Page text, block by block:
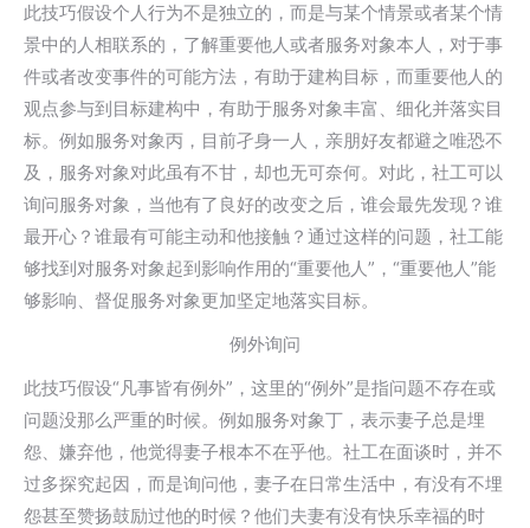
此技巧假设个人行为不是独立的，而是与某个情景或者某个情
景中的人相联系的，了解重要他人或者服务对象本人，对于事
件或者改变事件的可能方法，有助于建构目标，而重要他人的
观点参与到目标建构中，有助于服务对象丰富、细化并落实目
标。例如服务对象丙，目前孑身一人，亲朋好友都避之唯恐不
及，服务对象对此虽有不甘，却也无可奈何。对此，社工可以
询问服务对象，当他有了良好的改变之后，谁会最先发现？谁
最开心？谁最有可能主动和他接触？通过这样的问题，社工能
够找到对服务对象起到影响作用的“重要他人”，“重要他人”能
够影响、督促服务对象更加坚定地落实目标。
例外询问
此技巧假设“凡事皆有例外”，这里的“例外”是指问题不存在或
问题没那么严重的时候。例如服务对象丁，表示妻子总是埋
怨、嫌弃他，他觉得妻子根本不在乎他。社工在面谈时，并不
过多探究起因，而是询问他，妻子在日常生活中，有没有不埋
怨甚至赞扬鼓励过他的时候？他们夫妻有没有快乐幸福的时